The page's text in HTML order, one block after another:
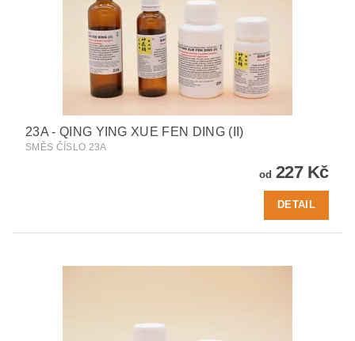
23A - QING YING XUE FEN DING (II)
SMĚS ČÍSLO 23A
od 227 Kč
DETAIL